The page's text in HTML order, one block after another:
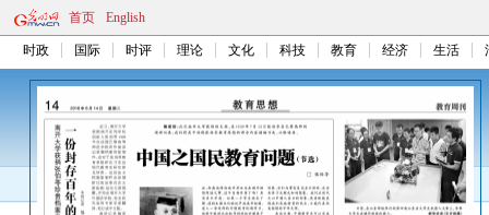
首页 English
时政 国际 时评 理论 文化 科技 教育 经济 生活